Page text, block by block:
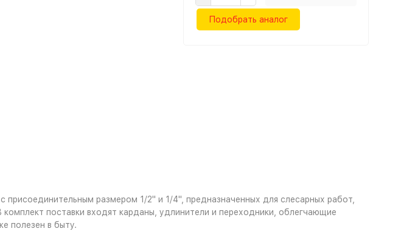
Подобрать аналог
размером 1/2" и 1/4", предназначенных для слесарных работ,
поставки входят карданы, удлинители и переходники, облегчающие
полезен в быту.